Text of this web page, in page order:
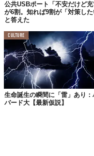
公共USBポート「不安だけど充
が6割。知れば9割が「対策した
と答えた
CULTURE
生命誕生の瞬間に「雷」あり：
バード大【最新仮説】